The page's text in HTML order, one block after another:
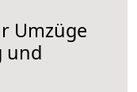
Umzüge
und